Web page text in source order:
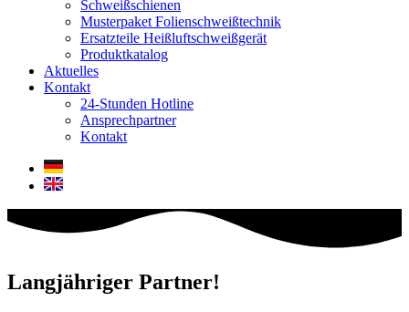
Schweiß­schienen
Musterpaket Folienschweißtechnik
Ersatzteile Heißluftschweißgerät
Produktkatalog
Aktuelles
Kontakt
24-Stunden Hotline
Ansprechpartner
Kontakt
Langjähriger Partner!